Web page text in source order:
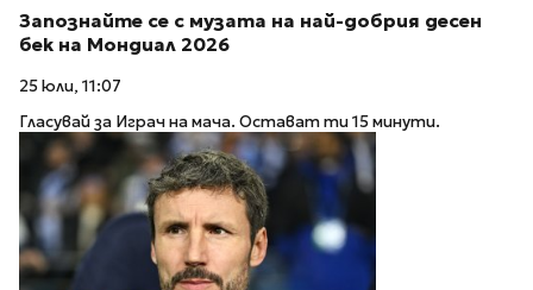
Запознайте се с музата на най-добрия десен
бек на Мондиал 2026
25 юли, 11:07
Гласувай за Играч на мача. Остават ти 15 минути.